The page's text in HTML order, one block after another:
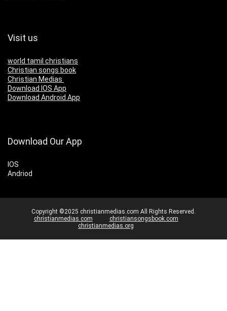
Visit us
world tamil christians
Christian songs book
Christian Medias
Download IOS App
Download Android App
Download Our App
IOS
Andriod
Copyright ©2025 christianmedias.com All Rights Reserved.
christianmedias.com
christiansongsbook.com
christianmedias.org